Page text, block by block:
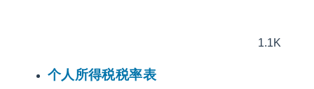
1.1K
个人所得税税率表